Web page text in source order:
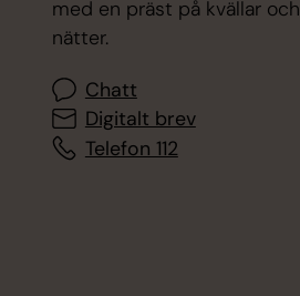
med en präst på kvällar och
nätter.
Chatt
Digitalt brev
Telefon 112